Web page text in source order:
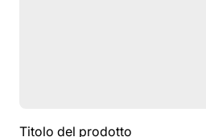
Titolo del prodotto